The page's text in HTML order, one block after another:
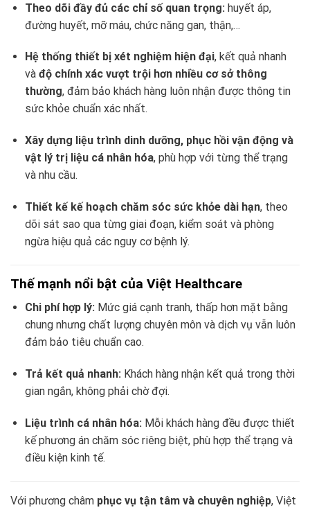
Theo dõi đầy đủ các chỉ số quan trọng: huyết áp,
đường huyết, mỡ máu, chức năng gan, thận,…
Hệ thống thiết bị xét nghiệm hiện đại, kết quả nhanh
và độ chính xác vượt trội hơn nhiều cơ sở thông
thường, đảm bảo khách hàng luôn nhận được thông tin
sức khỏe chuẩn xác nhất.
Xây dựng liệu trình dinh dưỡng, phục hồi vận động và
vật lý trị liệu cá nhân hóa, phù hợp với từng thể trạng
và nhu cầu.
Thiết kế kế hoạch chăm sóc sức khỏe dài hạn, theo
dõi sát sao qua từng giai đoạn, kiểm soát và phòng
ngừa hiệu quả các nguy cơ bệnh lý.
Thế mạnh nổi bật của Việt Healthcare
Chi phí hợp lý: Mức giá cạnh tranh, thấp hơn mặt bằng
chung nhưng chất lượng chuyên môn và dịch vụ vẫn luôn
đảm bảo tiêu chuẩn cao.
Trả kết quả nhanh: Khách hàng nhận kết quả trong thời
gian ngắn, không phải chờ đợi.
Liệu trình cá nhân hóa: Mỗi khách hàng đều được thiết
kế phương án chăm sóc riêng biệt, phù hợp thể trạng và
điều kiện kinh tế.
Với phương châm phục vụ tận tâm và chuyên nghiệp, Việt